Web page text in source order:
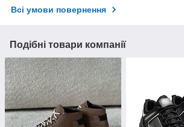
Всі умови повернення
Подібні товари компанії